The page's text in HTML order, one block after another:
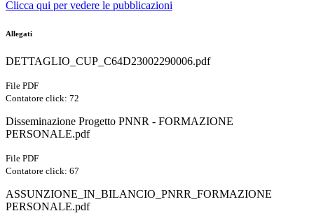
Clicca qui per vedere le pubblicazioni
Allegati
DETTAGLIO_CUP_C64D23002290006.pdf
File PDF
Contatore click: 72
Disseminazione Progetto PNNR - FORMAZIONE
PERSONALE.pdf
File PDF
Contatore click: 67
ASSUNZIONE_IN_BILANCIO_PNRR_FORMAZIONE
PERSONALE.pdf